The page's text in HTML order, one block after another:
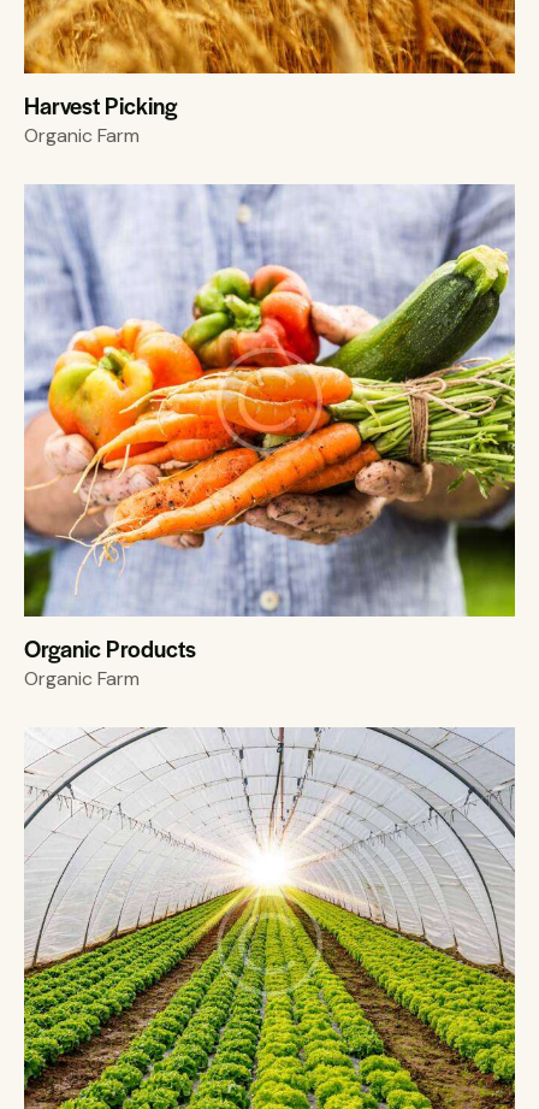
Harvest Picking
Organic Farm
Organic Products
Organic Farm